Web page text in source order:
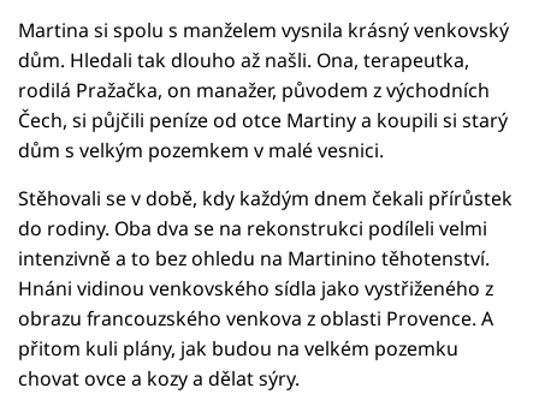
Martina si spolu s manželem vysnila krásný venkovský
dům. Hledali tak dlouho až našli. Ona, terapeutka,
rodilá Pražačka, on manažer, původem z východních
Čech, si půjčili peníze od otce Martiny a koupili si starý
dům s velkým pozemkem v malé vesnici.
Stěhovali se v době, kdy každým dnem čekali přírůstek
do rodiny. Oba dva se na rekonstrukci podíleli velmi
intenzivně a to bez ohledu na Martinino těhotenství.
Hnáni vidinou venkovského sídla jako vystřiženého z
obrazu francouzského venkova z oblasti Provence. A
přitom kuli plány, jak budou na velkém pozemku
chovat ovce a kozy a dělat sýry.